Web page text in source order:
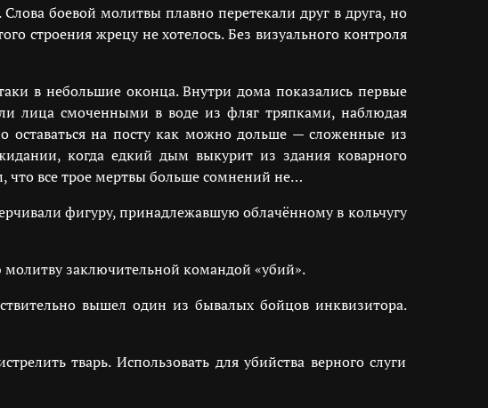
боевой молитвы плавно перетекали друг в друга, но
строения жрецу не хотелось. Без визуального контроля
в небольшие оконца. Внутри дома показались первые
лица смоченными в воде из фляг тряпками, наблюдая
на посту как можно дольше — сложенные из
когда едкий дым выкурит из здания коварного
что все трое мертвы больше сомнений не…
фигуру, принадлежавшую облачённому в кольчугу
заключительной командой «убий».
вышел один из бывалых бойцов инквизитора.
тварь. Использовать для убийства верного слуги